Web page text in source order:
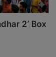
2’ Box